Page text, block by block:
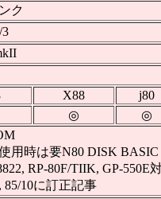
ク
3
X88
j80
◎ ◎
用時は要N80 DISK BASIC
RP-80F/TIIK, GP-550E
85/10に訂正記事